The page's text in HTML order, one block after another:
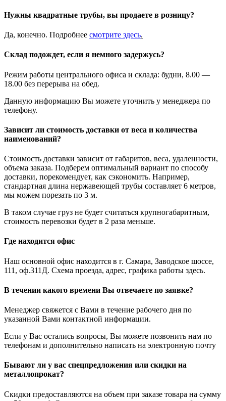
Нужны квадратные трубы, вы продаете в розницу?
Да, конечно. Подробнее смотрите здесь.
Склад подождет, если я немного задержусь?
Режим работы центрального офиса и склада: будни, 8.00 —
18.00 без перерыва на обед.
Данную информацию Вы можете уточнить у менеджера по
телефону.
Зависит ли стоимость доставки от веса и количества
наименований?
Стоимость доставки зависит от габаритов, веса, удаленности,
объема заказа. Подберем оптимальный вариант по способу
доставки, порекомендует, как сэкономить. Например,
стандартная длина нержавеющей трубы составляет 6 метров,
мы можем порезать по 3 м.
В таком случае груз не будет считаться крупногабаритным,
стоимость перевозки будет в 2 раза меньше.
Где находится офис
Наш основной офис находится в г. Самара, Заводское шоссе,
111, оф.311Д. Схема проезда, адрес, графика работы здесь.
В течении какого времени Вы отвечаете по заявке?
Менеджер свяжется с Вами в течение рабочего дня по
указанной Вами контактной информации.
Если у Вас остались вопросы, Вы можете позвонить нам по
телефонам и дополнительно написать на электронную почту
Бывают ли у вас спецпредложения или скидки на
металлопрокат?
Скидки предоставляются на объем при заказе товара на сумму